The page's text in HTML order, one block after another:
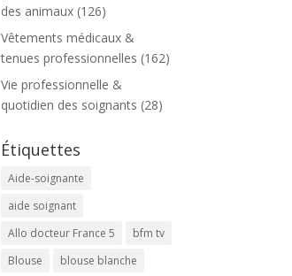
des animaux (126)
Vêtements médicaux &
tenues professionnelles (162)
Vie professionnelle &
quotidien des soignants (28)
Étiquettes
Aide-soignante
aide soignant
Allo docteur France 5
bfm tv
Blouse
blouse blanche